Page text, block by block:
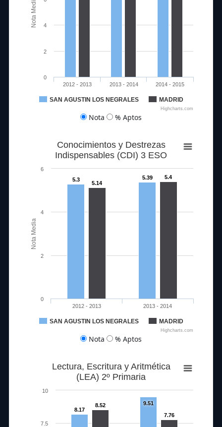
Nota Media
SAN AGUSTIN LOS NEGRALES MADRID
2012 - 2013 2013 - 2014 2014 - 2015
0
2
4
Highcharts.com
Nota % Aptos
Nota Media
Conocimientos y Destrezas
Indispensables (CDI) 3 ESO
5.3
5.39
5.14
5.4
SAN AGUSTIN LOS NEGRALES MADRID
2012 - 2013 2013 - 2014
0
2
4
6
Highcharts.com
Nota % Aptos
Lectura, Escritura y Aritmética
(LEA) 2º Primaria
8.17
9.51
8.52
7.76
7.5
10